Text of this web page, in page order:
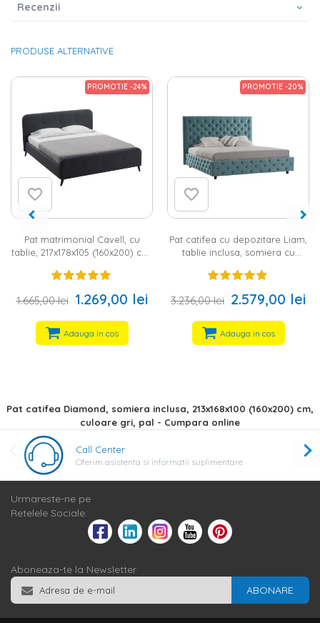
Recenzii
PRODUSE ALTERNATIVE
PROMOTIE -24%
Pat matrimonial Cavell, cu
tablie, 217x178x105 (160x200) cm,
1.665,00 lei 1.269,00 lei
Adauga in cos
PROMOTIE -20%
Pat catifea cu depozitare Liam,
tablie inclusa, somiera cu
220x190x128 (160x200) cm,
3.236,00 lei 2.579,00 lei
Adauga in cos
Pat catifea Diamond, somiera inclusa, 213x168x100 (160x200) cm,
culoare gri, pal - Cumpara online
Call Center
Oferim asistenta si informatii suplimentare
Urmareste-ne pe
Retelele Sociale:
Aboneaza-te la Newsletter
ABONARE